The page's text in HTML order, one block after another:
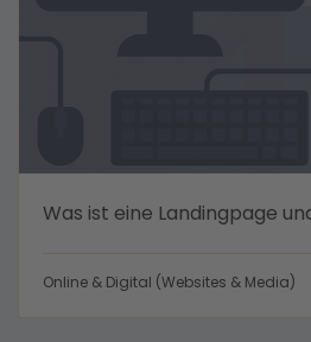
Was ist eine Landingpage
Online & Digital (Websites & Media)